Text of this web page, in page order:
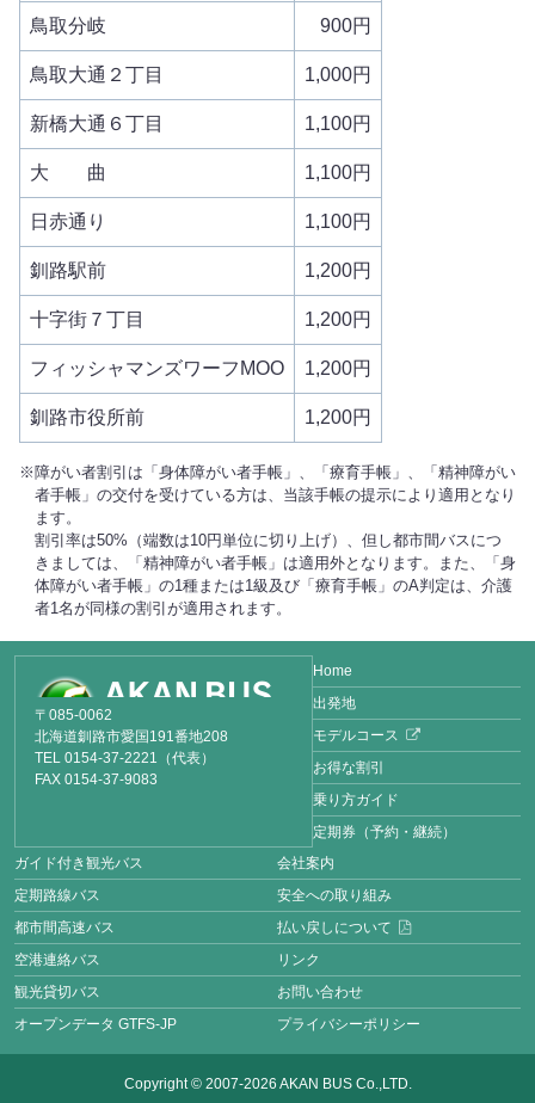
鳥取分岐 900円
鳥取大通２丁目 1,000円
新橋大通６丁目 1,100円
大 曲 1,100円
日赤通り 1,100円
釧路駅前 1,200円
十字街７丁目 1,200円
フィッシャマンズワーフMOO 1,200円
釧路市役所前 1,200円
障がい者割引は「身体障がい者手帳」、「療育手帳」、「精神障がい
者手帳」の交付を受けている方は、当該手帳の提示により適用となり
ます。
割引率は50%（端数は10円単位に切り上げ）、但し都市間バスにつ
きましては、「精神障がい者手帳」は適用外となります。また、「身
体障がい者手帳」の1種または1級及び「療育手帳」のA判定は、介護
者1名が同様の割引が適用されます。
〒085-0062
北海道釧路市愛国191番地208
TEL 0154-37-2221（代表）
FAX 0154-37-9083
Home
出発地
モデルコース
お得な割引
乗り方ガイド
定期券（予約・継続）
ガイド付き観光バス
定期路線バス
都市間高速バス
空港連絡バス
観光貸切バス
オープンデータ GTFS-JP
会社案内
安全への取り組み
払い戻しについて
リンク
お問い合わせ
プライバシーポリシー
Copyright © 2007-2026 AKAN BUS Co.,LTD.